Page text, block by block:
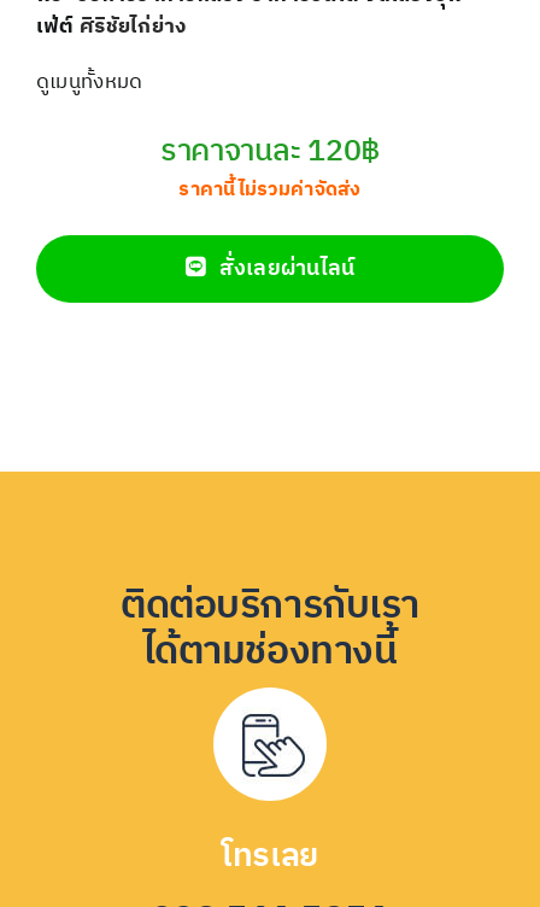
เฟ่ต์ ศิริชัยไก่ย่าง
ดูเมนูทั้งหมด
ราคาจานละ 120฿
ราคานี้ไม่รวมค่าจัดส่ง
สั่งเลยผ่านไลน์
ติดต่อบริการกับเรา
ได้ตามช่องทางนี้
โทรเลย